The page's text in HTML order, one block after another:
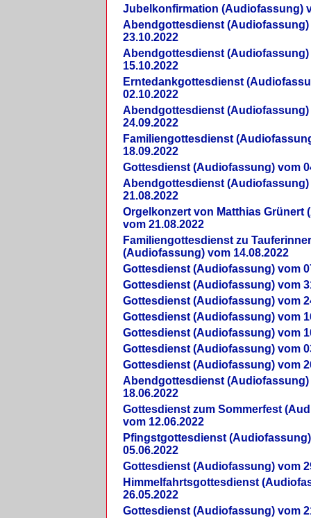
Jubelkonfirmation (Audiofassung)
Abendgottesdienst (Audiofassung)
23.10.2022
Abendgottesdienst (Audiofassung)
15.10.2022
Erntedankgottesdienst
02.10.2022
Abendgottesdienst (Audiofassung)
24.09.2022
Familiengottesdienst
18.09.2022
Gottesdienst (Audiofassung) vom
Abendgottesdienst (Audiofassung)
21.08.2022
Orgelkonzert von Matthias Grünert
vom 21.08.2022
Familiengottesdienst zu
(Audiofassung) vom 14.08.2022
Gottesdienst (Audiofassung) vom
Gottesdienst (Audiofassung) vom
Gottesdienst (Audiofassung) vom
Gottesdienst (Audiofassung) vom
Gottesdienst (Audiofassung) vom
Gottesdienst (Audiofassung) vom
Gottesdienst (Audiofassung) vom
Abendgottesdienst (Audiofassung)
18.06.2022
Gottesdienst zum Sommerfest
vom 12.06.2022
Pfingstgottesdienst
05.06.2022
Gottesdienst (Audiofassung) vom
Himmelfahrtsgottesdienst
26.05.2022
Gottesdienst (Audiofassung) vom